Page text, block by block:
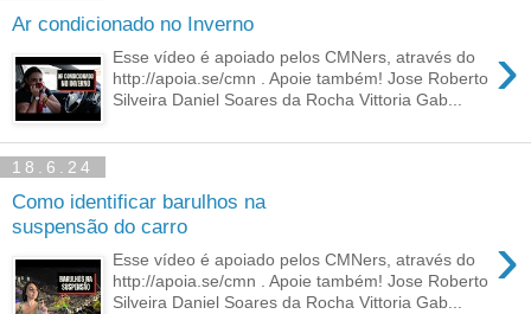
Ar condicionado no Inverno
›
Esse vídeo é apoiado pelos CMNers, através do
http://apoia.se/cmn . Apoie também! Jose Roberto
Silveira Daniel Soares da Rocha Vittoria Gab...
18.6.24
Como identificar barulhos na
suspensão do carro
›
Esse vídeo é apoiado pelos CMNers, através do
http://apoia.se/cmn . Apoie também! Jose Roberto
Silveira Daniel Soares da Rocha Vittoria Gab...